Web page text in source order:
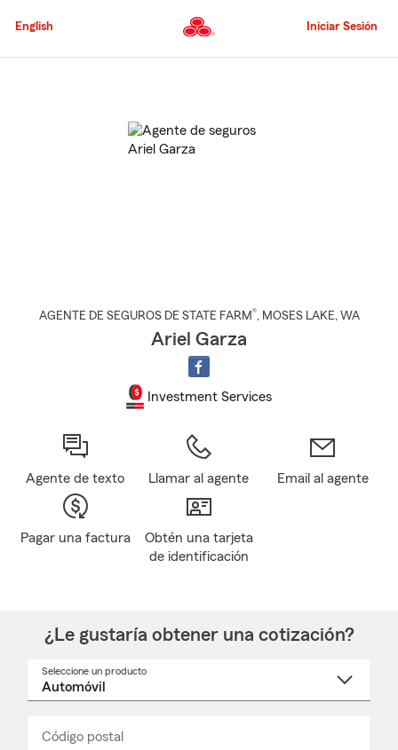
al
principal
English Iniciar Sesión
AGENTE DE SEGUROS DE STATE FARM®, MOSES LAKE, WA
Ariel Garza
Investment Services
Agente de texto Llamar al agente Email al agente
Pagar una factura
Obtén una tarjeta
de identificación
¿Le gustaría obtener una cotización?
Seleccione un producto
Código postal
_____